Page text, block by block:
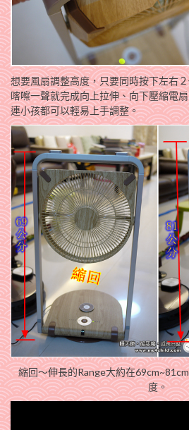
想要風扇調整高度，只要同時按下左右
喀嚓一聲就完成向上拉伸、向下壓縮電
連小孩都可以輕易上手調整。
縮回～伸長的Range大約在
度。